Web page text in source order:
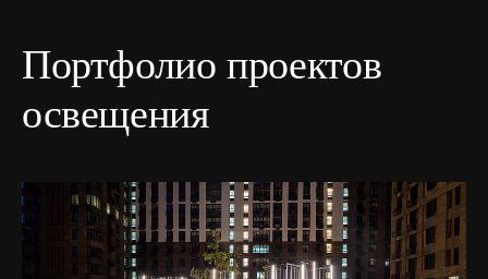
Портфолио проектов
освещения